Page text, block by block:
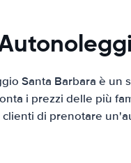
Santa Barbara è
i prezzi delle più
clienti di prenotare